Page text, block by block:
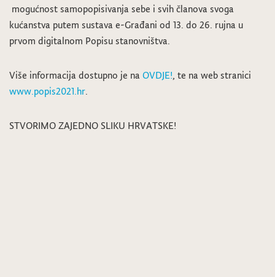
mogućnost samopopisivanja sebe i svih članova svoga
kućanstva putem sustava e-Građani od 13. do 26. rujna u
prvom digitalnom Popisu stanovništva.
Više informacija dostupno je na OVDJE!, te na web stranici
www.popis2021.hr.
STVORIMO ZAJEDNO SLIKU HRVATSKE!